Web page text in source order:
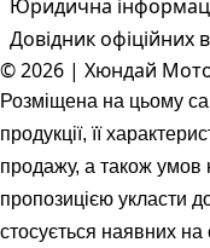
Юридична
Довідник офіційних
© 2026 | Хюндай
Розміщена на цьому
продукції, її
продажу, а також умов
пропозицією укласти
стосується наявних на